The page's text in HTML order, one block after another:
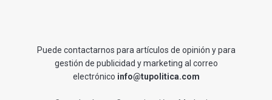
Puede contactarnos para artículos de opinión y para
gestión de publicidad y marketing al correo
electrónico info@tupolitica.com